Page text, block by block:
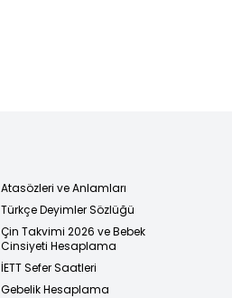
Atasözleri ve Anlamları
Türkçe Deyimler Sözlüğü
Çin Takvimi 2026 ve Bebek
Cinsiyeti Hesaplama
İETT Sefer Saatleri
Gebelik Hesaplama